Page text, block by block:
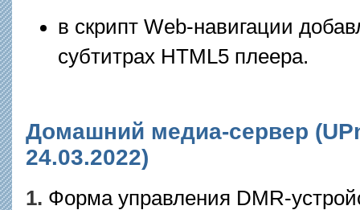
в скрипт Web-навигации
субтитрах HTML5 плеера.
Домашний медиа-сервер
24.03.2022)
1. Форма управления DMR-